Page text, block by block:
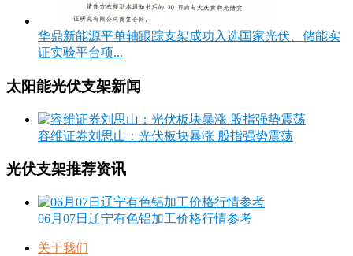
华鼎新能源平单轴跟踪支架成功入选国家光伏、储能实
证实验平台项...
太阳能光伏支架新闻
容维证券刘思山：光伏板块暴涨 股指强势震荡
光伏支架推荐资讯
06月07日辽宁有色铝加工价格行情参考
关于我们